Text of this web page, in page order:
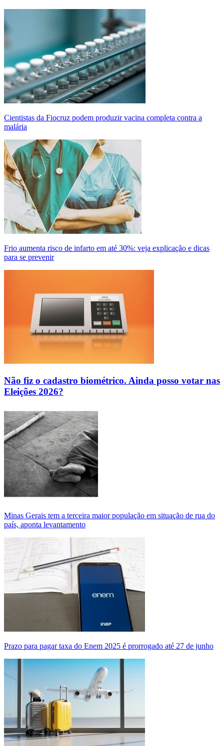
Cientistas da Fiocruz podem produzir vacina completa contra a
malária
Frio aumenta risco de infarto em até 30%: veja explicação e dicas
para se prevenir
Não fiz o cadastro biométrico. Ainda posso votar nas
Eleições 2026?
Minas Gerais tem a terceira maior população em situação de rua do
país, aponta levantamento
Prazo para pagar taxa do Enem 2025 é prorrogado até 27 de junho